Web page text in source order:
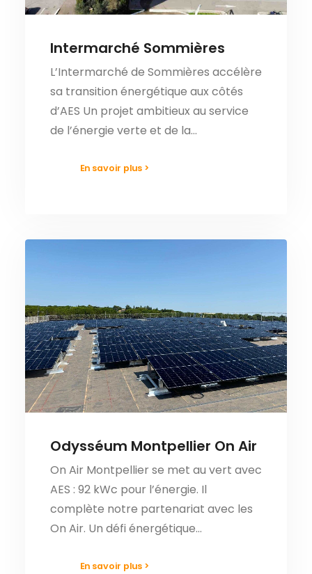
Intermarché Sommières
L’Intermarché de Sommières accélère
sa transition énergétique aux côtés
d’AES Un projet ambitieux au service
de l’énergie verte et de la…
En savoir plus >
Odysséum Montpellier On Air
On Air Montpellier se met au vert avec
AES : 92 kWc pour l’énergie. Il
complète notre partenariat avec les
On Air. Un défi énergétique…
En savoir plus >